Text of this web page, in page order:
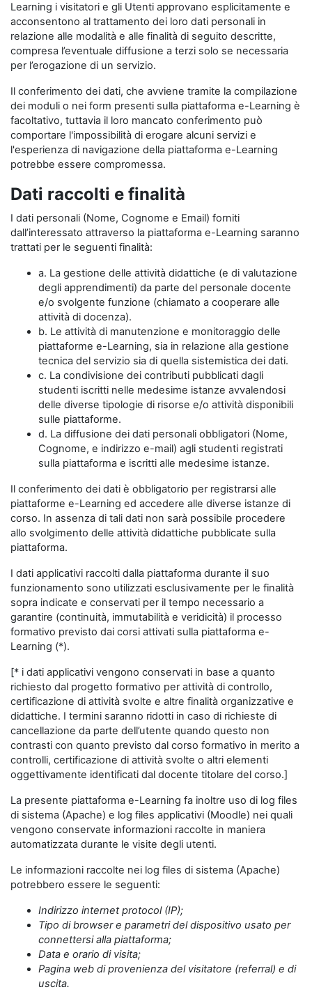
Learning i visitatori e gli Utenti approvano esplicitamente e
acconsentono al trattamento dei loro dati personali in
relazione alle modalità e alle finalità di seguito descritte,
compresa l’eventuale diffusione a terzi solo se necessaria
per l’erogazione di un servizio.
Il conferimento dei dati, che avviene tramite la compilazione
dei moduli o nei form presenti sulla piattaforma e-Learning è
facoltativo, tuttavia il loro mancato conferimento può
comportare l'impossibilità di erogare alcuni servizi e
l'esperienza di navigazione della piattaforma e-Learning
potrebbe essere compromessa.
Dati raccolti e finalità
I dati personali (Nome, Cognome e Email) forniti
dall’interessato attraverso la piattaforma e-Learning saranno
trattati per le seguenti finalità:
a. La gestione delle attività didattiche (e di valutazione
degli apprendimenti) da parte del personale docente
e/o svolgente funzione (chiamato a cooperare alle
attività di docenza).
b. Le attività di manutenzione e monitoraggio delle
piattaforme e-Learning, sia in relazione alla gestione
tecnica del servizio sia di quella sistemistica dei dati.
c. La condivisione dei contributi pubblicati dagli
studenti iscritti nelle medesime istanze avvalendosi
delle diverse tipologie di risorse e/o attività disponibili
sulle piattaforme.
d. La diffusione dei dati personali obbligatori (Nome,
Cognome, e indirizzo e-mail) agli studenti registrati
sulla piattaforma e iscritti alle medesime istanze.
Il conferimento dei dati è obbligatorio per registrarsi alle
piattaforme e-Learning ed accedere alle diverse istanze di
corso. In assenza di tali dati non sarà possibile procedere
allo svolgimento delle attività didattiche pubblicate sulla
piattaforma.
I dati applicativi raccolti dalla piattaforma durante il suo
funzionamento sono utilizzati esclusivamente per le finalità
sopra indicate e conservati per il tempo necessario a
garantire (continuità, immutabilità e veridicità) il processo
formativo previsto dai corsi attivati sulla piattaforma e-
Learning (*).
[* i dati applicativi vengono conservati in base a quanto
richiesto dal progetto formativo per attività di controllo,
certificazione di attività svolte e altre finalità organizzative e
didattiche. I termini saranno ridotti in caso di richieste di
cancellazione da parte dell’utente quando questo non
contrasti con quanto previsto dal corso formativo in merito a
controlli, certificazione di attività svolte o altri elementi
oggettivamente identificati dal docente titolare del corso.]
La presente piattaforma e-Learning fa inoltre uso di log files
di sistema (Apache) e log files applicativi (Moodle) nei quali
vengono conservate informazioni raccolte in maniera
automatizzata durante le visite degli utenti.
Le informazioni raccolte nei log files di sistema (Apache)
potrebbero essere le seguenti:
Indirizzo internet protocol (IP);
Tipo di browser e parametri del dispositivo usato per
connettersi alla piattaforma;
Data e orario di visita;
Pagina web di provenienza del visitatore (referral) e di
uscita.